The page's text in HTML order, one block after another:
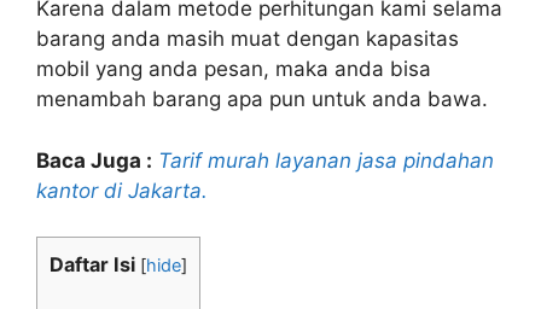
Karena dalam metode perhitungan kami selama
barang anda masih muat dengan kapasitas
mobil yang anda pesan, maka anda bisa
menambah barang apa pun untuk anda bawa.
Baca Juga : Tarif murah layanan jasa pindahan
kantor di Jakarta.
Daftar Isi [hide]